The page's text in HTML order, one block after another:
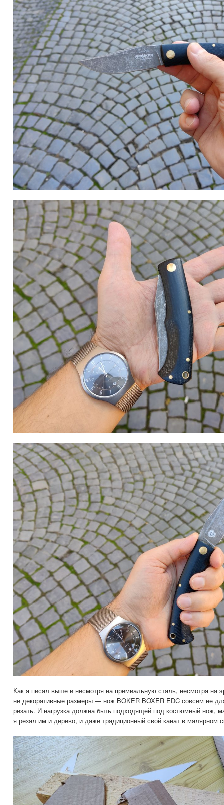
Как я писал выше и несмотря на премиальную сталь, несмотря на
не декоративные размеры — нож BOKER BOXER EDC совсем не
резать. И нагрузка должна быть подходящей под костюмный нож,
я резал им и дерево, и даже традиционный свой канат в малярном